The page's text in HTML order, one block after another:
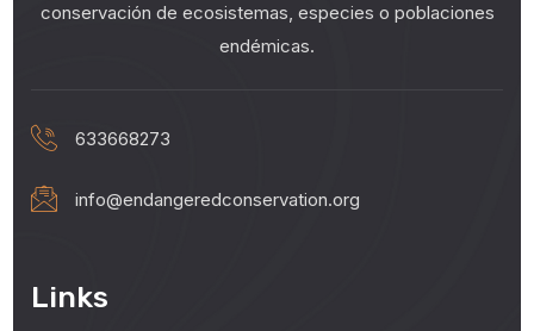
conservación de ecosistemas, especies o poblaciones
endémicas.
633668273
info@endangeredconservation.org
Links